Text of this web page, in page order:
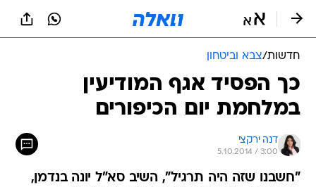
חדשות/צבא וביטחון
כך הפסיד אגף המודיעין
במלחמת יום הכיפורים
דנה ירקצי
5.10.2014 / 3:00
"חשבנו שזה היה תרגיל", השיב סא"ל יונה בנדמן,